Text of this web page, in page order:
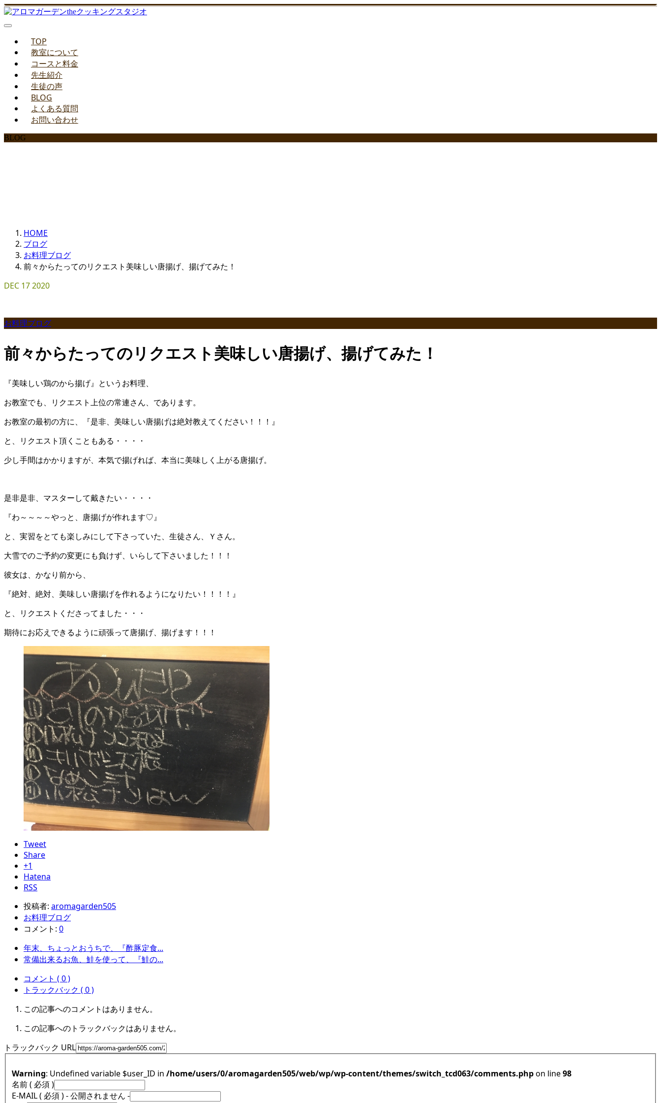
TOP
教室について
コースと料金
先生紹介
生徒の声
BLOG
よくある質問
お問い合わせ
BLOG
HOME
ブログ
お料理ブログ
前々からたってのリクエスト美味しい唐揚げ、揚げてみた！
DEC 172020
お料理ブログ
前々からたってのリクエスト美味しい唐揚げ、揚げてみた！
『美味しい鶏のから揚げ』というお料理、
お教室でも、リクエスト上位の常連さん、であります。
お教室の最初の方に、『是非、美味しい唐揚げは絶対教えてください！！！』
と、リクエスト頂くこともある・・・・
少し手間はかかりますが、本気で揚げれば、本当に美味しく上がる唐揚げ。
是非是非、マスターして戴きたい・・・・
『わ～～～～やっと、唐揚げが作れます♡』
と、実習をとても楽しみにして下さっていた、生徒さん、Ｙさん。
大雪でのご予約の変更にも負けず、いらして下さいました！！！
彼女は、かなり前から、
『絶対、絶対、美味しい唐揚げを作れるようになりたい！！！！』
と、リクエストくださってました・・・
期待にお応えできるように頑張って唐揚げ、揚げます！！！
Tweet
Share
+1
Hatena
RSS
投稿者: aromagarden505
お料理ブログ
コメント: 0
年末、ちょっとおうちで、『酢豚定食...
常備出来るお魚、鮭を使って、『鮭の...
コメント ( 0 )
トラックバック ( 0 )
この記事へのコメントはありません。
この記事へのトラックバックはありません。
トラックバック URL
Warning : Undefined variable $user_ID in /home/users/0/aromagarden505/web/wp/wp-content/themes/switch_tcd063/comments.phpon line98
名前 ( 必須 )
E-MAIL ( 必須 ) - 公開されません -